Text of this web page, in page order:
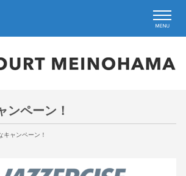
ンペーン！
キャンペーン！